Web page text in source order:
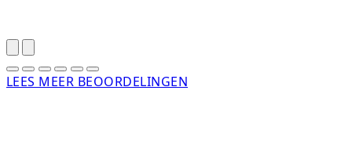
LEES MEER BEOORDELINGEN